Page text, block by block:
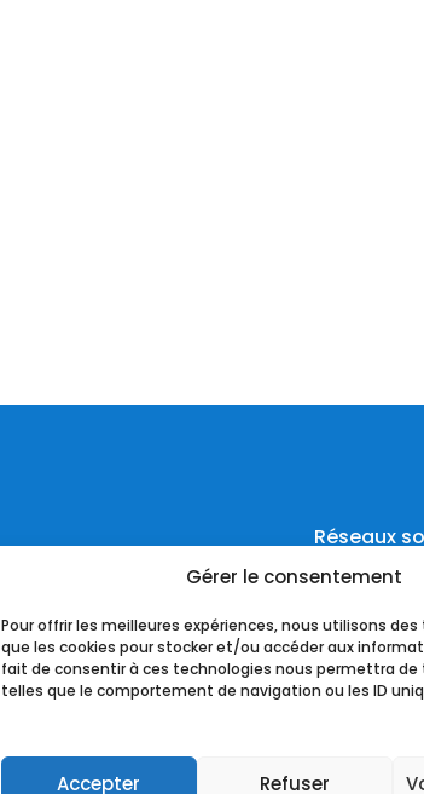
Gérer le consentement
Pour offrir les meilleures expériences, nous utilisons
que les cookies pour stocker et/ou accéder aux
fait de consentir à ces technologies nous permettra de
telles que le comportement de navigation ou les ID
Accepter Refuser
Réseaux